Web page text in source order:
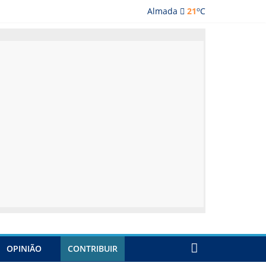
Almada 21oC
OPINIÃO CONTRIBUIR